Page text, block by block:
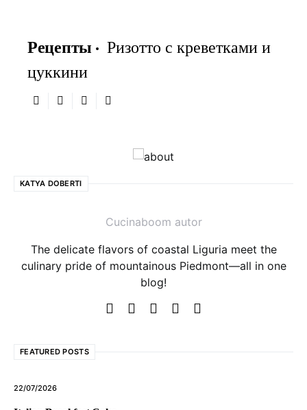
Рецепты
Ризотто с креветками и
цуккини
KATYA DOBERTI
Cucinaboom autor
The delicate flavors of coastal Liguria meet the
culinary pride of mountainous Piedmont—all in one
blog!
FEATURED POSTS
22/07/2026